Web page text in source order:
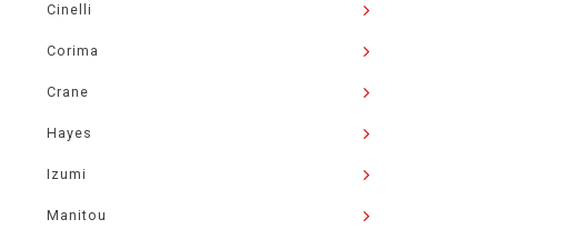
Cinelli
Corima
Crane
Hayes
Izumi
Manitou